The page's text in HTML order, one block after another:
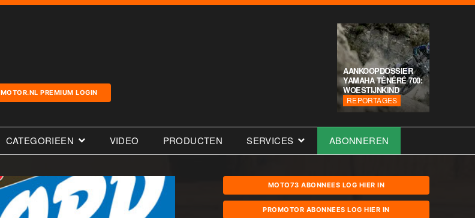
MOTOR.NL PREMIUM LOGIN
AANKOOPDOSSIER
YAMAHA TÉNÉRÉ 700:
WOESTIJNKIND
REPORTAGES
CATEGORIEEN VIDEO PRODUCTEN SERVICES ABONNEREN
MOTO73 ABONNEES LOG HIER IN
PROMOTOR ABONNEES LOG HIER IN